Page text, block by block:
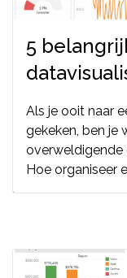
5
Als je ooit naar
gekeken, ben je
Hoe organiseer